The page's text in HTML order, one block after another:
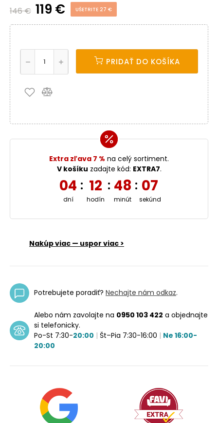
146 € 119 € UŠETRITE 27 €
PRIDAŤ DO KOŠÍKA
Extra zľava 7 % na celý sortiment.
V košíku zadajte kód: EXTRA7.
04
dní
: 12
hodín
: 48
minút
: 06
sekúnd
Nakúp viac — uspor viac >
Potrebujete poradiť? Nechajte nám odkaz.
Alebo nám zavolajte na 0950 103 422 a objednajte
si telefonicky.
Po-St 7:30-20:00 | Št–Pia 7:30-16:00 | Ne 16:00-
20:00